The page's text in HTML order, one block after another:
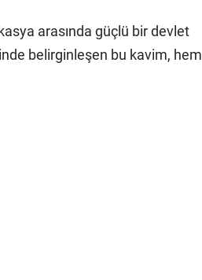
arasında güçlü bir devlet
belirginleşen bu kavim, hem